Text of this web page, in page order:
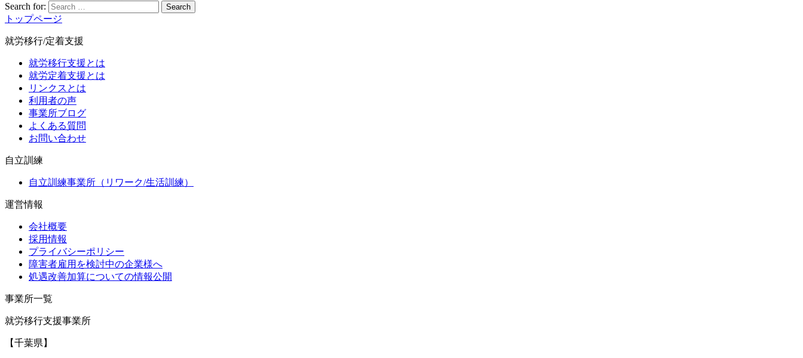
Search for: Search
トップページ
就労移行/定着支援
就労移行支援とは
就労定着支援とは
リンクスとは
利用者の声
事業所ブログ
よくある質問
お問い合わせ
自立訓練
自立訓練事業所（リワーク/生活訓練）
運営情報
会社概要
採用情報
プライバシーポリシー
障害者雇用を検討中の企業様へ
処遇改善加算についての情報公開
事業所一覧
就労移行支援事業所
【千葉県】